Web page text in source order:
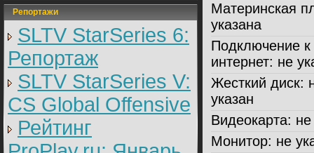
Репортажи
SLTV StarSeries 6:
Репортаж
SLTV StarSeries V:
CS Global Offensive
Рейтинг
Материнская
указана
Подключение к
интернет: не
Жесткий диск:
указан
Видеокарта: не
Монитор: не